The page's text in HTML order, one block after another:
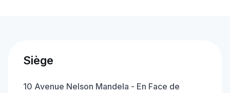
Siège
10 Avenue Nelson Mandela - En Face de